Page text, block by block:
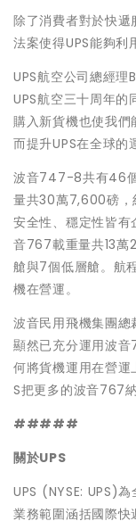
除了消費者對於快
法案使得UPS能夠利
UPS航空公司總經
UPS航空三十周年的
購入新貨機也使我
而提升UPS在全球的
波音747-8共有46
量共30萬7,600磅，
安全性、穩定性皆
音767載重量共13萬
艙與7個低層艙。航
機在營運。
波音民用飛機集團
顯然已充分運用波
何將貨機運用在營運
S把更多的波音767
#####
關於UPS
UPS (NYSE: UPS)
業務範圍涵括國際快